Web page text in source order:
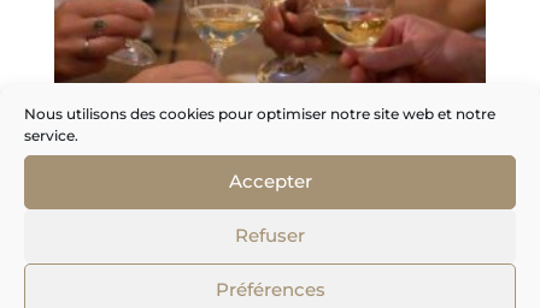
Nous utilisons des cookies pour optimiser notre site web et notre
service.
Accepter
Refuser
Préférences
Envie de surprendre vos équipes, clients